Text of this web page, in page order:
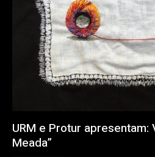
URM e Protur apresentam:
Meada”